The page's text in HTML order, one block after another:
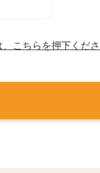
こちらを押下くだ